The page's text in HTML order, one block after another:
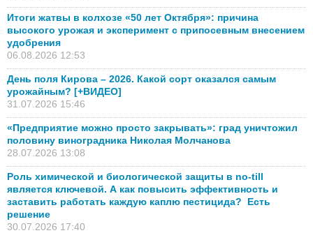
Итоги жатвы в колхозе «50 лет Октября»: причина
высокого урожая и эксперимент с припосевным внесением
удобрения
06.08.2026 12:53
День поля Кирова – 2026. Какой сорт оказался самым
урожайным? [+ВИДЕО]
31.07.2026 15:46
«Предприятие можно просто закрывать»: град уничтожил
половину виноградника Николая Молчанова
28.07.2026 13:08
Роль химической и биологической защиты в no-till
является ключевой. А как повысить эффективность и
заставить работать каждую каплю пестицида? Есть
решение
30.07.2026 17:40